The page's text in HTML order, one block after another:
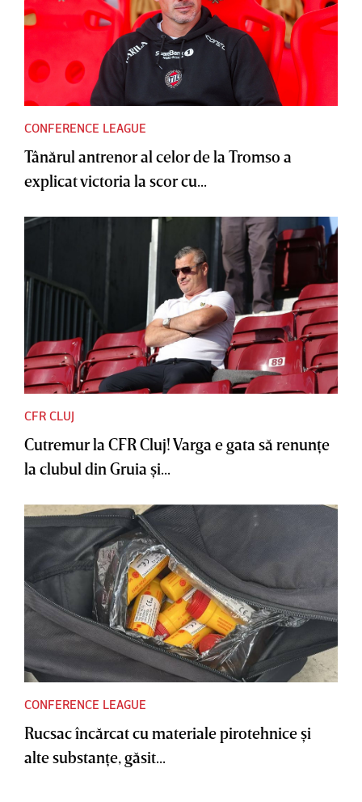
CONFERENCE LEAGUE
Tânărul antrenor al celor de la Tromso a
explicat victoria la scor cu...
CFR CLUJ
Cutremur la CFR Cluj! Varga e gata să renunţe
la clubul din Gruia şi...
CONFERENCE LEAGUE
Rucsac încărcat cu materiale pirotehnice şi
alte substanţe, găsit...